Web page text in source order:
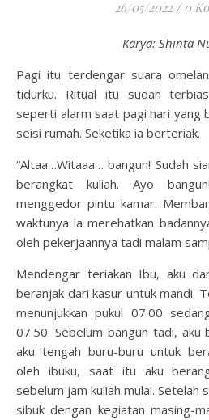
26/05/2022 / 0
Karya: Shinta
Pagi itu terdengar suara
tidurku. Ritual itu sudah
seperti alarm saat pagi hari yang
seisi rumah. Seketika ia berteriak.
“Altaa…Witaaa… bangun! Sudah
berangkat kuliah. Ayo
menggedor pintu kamar.
waktunya ia merehatkan
oleh pekerjaannya tadi malam
Mendengar teriakan Ibu, aku
beranjak dari kasur untuk mandi.
menunjukkan pukul 07.00
07.50. Sebelum bangun tadi,
aku tengah buru-buru untuk
oleh ibuku, saat itu aku
sebelum jam kuliah mulai. Setelah
sibuk dengan kegiatan masing-